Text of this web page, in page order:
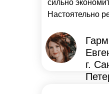
сильно
Настоятельно
г.